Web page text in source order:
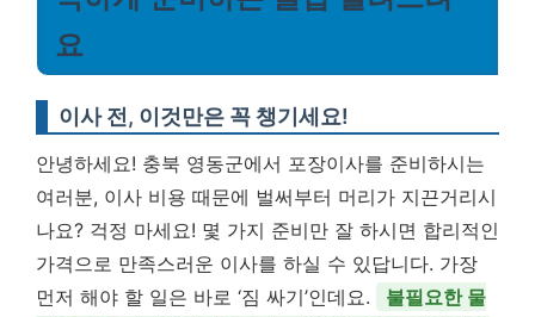
요
이사 전, 이것만은 꼭 챙기세요!
안녕하세요! 충북 영동군에서 포장이사를 준비하시는
여러분, 이사 비용 때문에 벌써부터 머리가 지끈거리시
나요? 걱정 마세요! 몇 가지 준비만 잘 하시면 합리적인
가격으로 만족스러운 이사를 하실 수 있답니다. 가장
먼저 해야 할 일은 바로 ‘짐 싸기’인데요.
불필요한 물